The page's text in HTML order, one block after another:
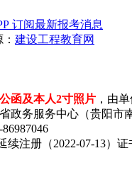
订阅最新报考消息
建设工程教育网
函及本人2寸照片 ，由
政务服务中心（贵阳市
续注册（2022-07-13）证